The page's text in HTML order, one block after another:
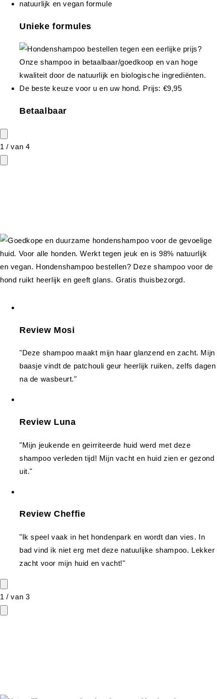
Unieke formules
Betaalbaar
1 /van 4
Review Mosi
"Deze shampoo maakt mijn haar glanzend en zacht. Mijn
baasje vindt de patchouli geur heerlijk ruiken, zelfs dagen
na de wasbeurt."
Review Luna
"Mijn jeukende en geirriteerde huid werd met deze
shampoo verleden tijd! Mijn vacht en huid zien er gezond
uit."
Review Cheffie
"Ik speel vaak in het hondenpark en wordt dan vies. In
bad vind ik niet erg met deze natuulijke shampoo. Lekker
zacht voor mijn huid en vacht!"
1 /van 3